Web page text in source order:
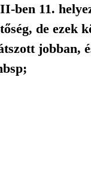
ben 11.
de ezek
jobban,